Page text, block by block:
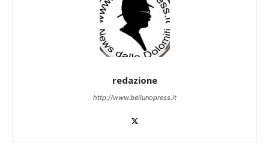
redazione
http://www.bellunopress.it